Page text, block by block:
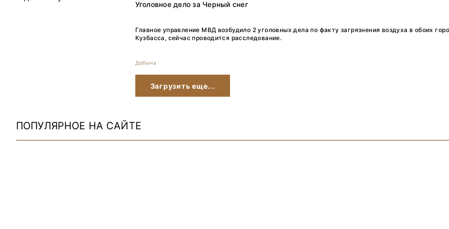
Уголовное дело за Черный снег
Главное управление МВД возбудило 2 уголовных дела по факту загрязнения воздуха в обоих
Кузбасса, сейчас проводится расследование.
Добыча
Загрузить еще...
ПОПУЛЯРНОЕ НА САЙТЕ